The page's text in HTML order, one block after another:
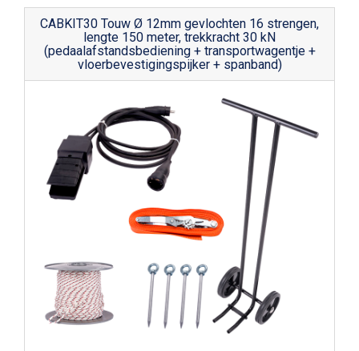
CABKIT30 Touw Ø 12mm gevlochten 16 strengen,
lengte 150 meter, trekkracht 30 kN
(pedaalafstandsbediening + transportwagentje +
vloerbevestigingspijker + spanband)